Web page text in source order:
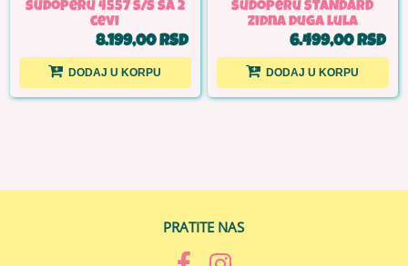
sudoperu 4557 S/S sa 2
cevi
8.199,00 RSD
DODAJ U KORPU
sudoperu STANDARD
zidna duga lula
6.499,00 RSD
DODAJ U KORPU
PRATITE NAS